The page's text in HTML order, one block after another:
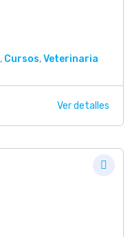
, Cursos,Veterinaria
Ver detalles